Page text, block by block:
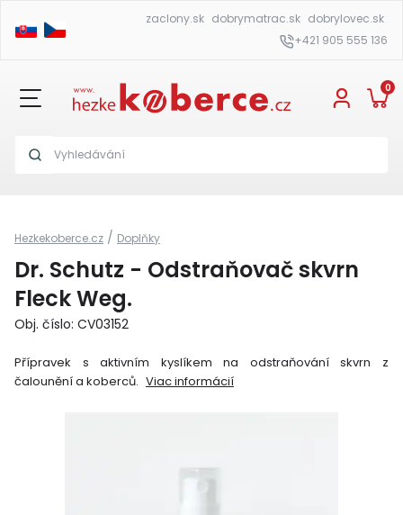
zaclony.sk dobrymatrac.sk dobrylovec.sk
+421 905 555 136
0
Hezkekoberce.cz / Doplňky
Dr. Schutz - Odstraňovač skvrn
Fleck Weg.
Obj. číslo: CV03152
Přípravek s aktivním kyslíkem na odstraňování skvrn z
čalounění a koberců. Viac informácií